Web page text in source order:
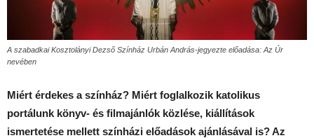
A szabadkai Kosztolányi Dezső Színház Urbán András-jegyezte előadása: Az Úr
nevében
Miért érdekes a színház? Miért foglalkozik katolikus
portálunk könyv- és filmajánlók közlése, kiállítások
ismertetése mellett színházi előadások ajánlásával is? Az